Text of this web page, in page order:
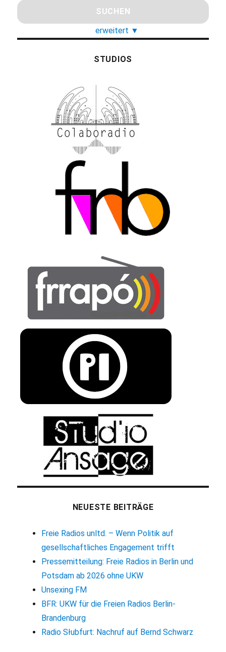
erweitert ▼
STUDIOS
NEUESTE BEITRÄGE
Freie Radios unltd. – Wenn Politik auf
gesellschaftliches Engagement trifft
Pressemitteilung: Freie Radios in Berlin und
Potsdam ab 2026 ohne UKW
Unsexing FM
BFR: UKW für die Freien Radios Berlin-
Brandenburg
Radio Słubfurt: Nachruf auf Bernd Schwarz